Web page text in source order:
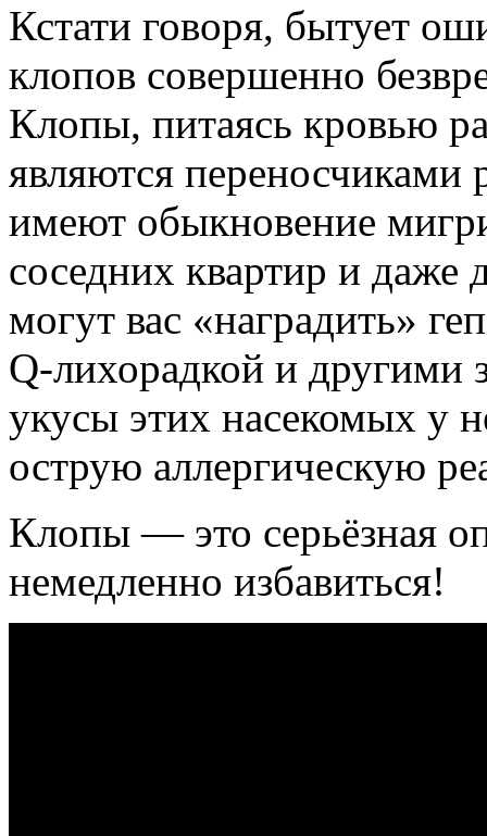
Кстати говоря, бытует
клопов совершенно
Клопы, питаясь кровью
являются
имеют обыкновение
соседних квартир и
могут вас «наградить»
Q-лихорадкой и другими
укусы этих насекомых у
острую аллергическую
Клопы — это серьёзная
немедленно избавиться!